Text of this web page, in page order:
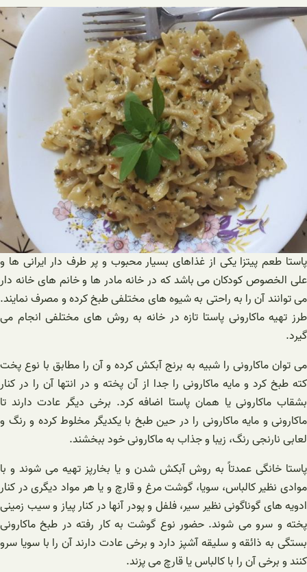
پاستا طعم پیتزا یکی از غذاهای بسیار محبوب و پر طرف دار ایرانی ها و
علی الخصوص کودکان می باشد که در خانه مادر ها و خانم های خانه دار
می توانند آن را به راحتی به شیوه‌ های مختلفی طبخ کرده و مصرف نمایند.
طرز تهیه ماکارونی پاستا تازه در خانه به روش های مختلفی انجام می
گیرد.
می توان ماکارونی را شبیه به برنج آبکش کرده و آن را مطابق با نوع پخت
کته طبخ کرد و مایه ماکارونی را جدا از آن پخته و در انتها آن را در کنار
بشقاب ماکارونی یا همان پاستا اضافه کرد. برخی دیگر عادت دارند تا
ماکارونی و مایه ماکارونی را در حین طبخ با یکدیگر مخلوط کرده و رنگ و
لعابی نارنجی رنگ، زیبا و جذاب به ماکارونی خود ببخشند.
پاستا خانگی عمدتاً به روش آبکش شدن و یا بخارپز تهیه می ‌شوند و با
موادی نظیر کالباس، سویا، گوشت مرغ و قارچ و یا هر مواد دیگری در کنار
ادویه های گوناگونی نظیر سیر، فلفل و پودر آنها در کنار پیاز و سیب زمینی
پخته و سرو می ‌شوند. حضور نوع گوشت به کار رفته در طبخ ماکارونی
بستگی به ذائقه و سلیقه آشپز دارد و برخی عادت دارند آن را با سویا سرو
کنند و برخی آن را با کالباس یا قارچ می پزند.